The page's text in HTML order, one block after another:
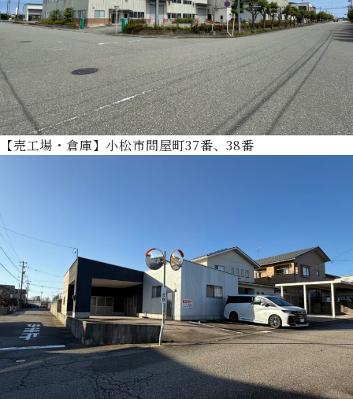
【売工場・倉庫】小松市問屋町37番、38番